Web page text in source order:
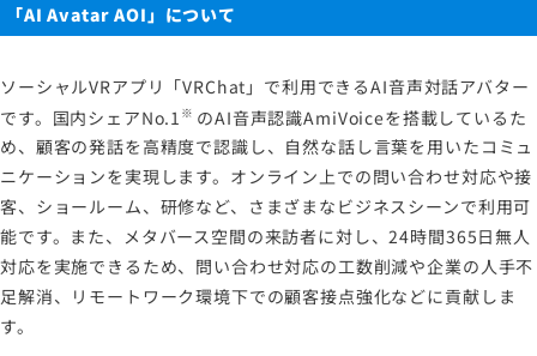
「AI Avatar AOI」について
ソーシャルVRアプリ「VRChat」で利用できるAI音声対話アバター
です。国内シェアNo.1 ※ のAI音声認識AmiVoiceを搭載しているた
め、顧客の発話を高精度で認識し、自然な話し言葉を用いたコミュ
ニケーションを実現します。オンライン上での問い合わせ対応や接
客、ショールーム、研修など、さまざまなビジネスシーンで利用可
能です。また、メタバース空間の来訪者に対し、24時間365日無人
対応を実施できるため、問い合わせ対応の工数削減や企業の人手不
足解消、リモートワーク環境下での顧客接点強化などに貢献しま
す。